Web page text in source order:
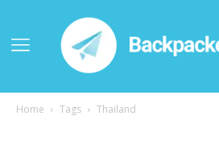
Home Tags Thailand